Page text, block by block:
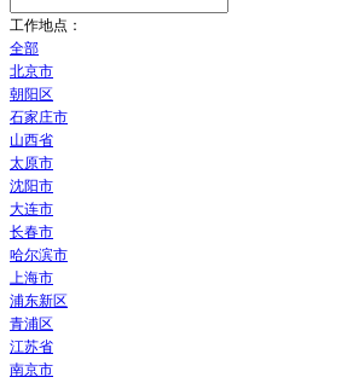
工作地点：
全部
北京市
朝阳区
石家庄市
山西省
太原市
沈阳市
大连市
长春市
哈尔滨市
上海市
浦东新区
青浦区
江苏省
南京市